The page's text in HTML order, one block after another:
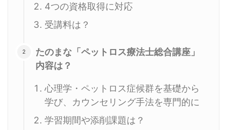
4つの資格取得に対応
受講料は？
たのまな「ペットロス療法士総合講座」
内容は？
心理学・ペットロス症候群を基礎から
学び、カウンセリング手法を専門的に
学習期間や添削課題は？